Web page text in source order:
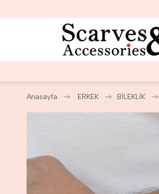
Anasayfa ERKEK BİLEKLİK